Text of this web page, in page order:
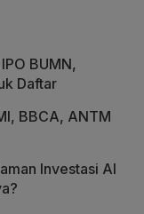
BUMN,
Daftar
BBCA, ANTM
Investasi AI